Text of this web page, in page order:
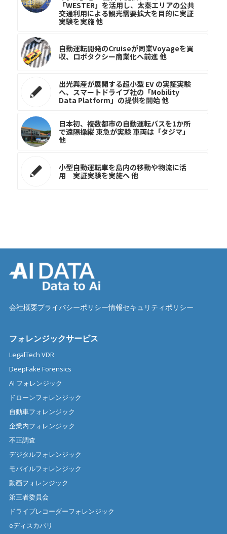
「WESTER」を活用し、太秦エリアの公共
交通利用による観光需要拡大を目的に実証
実験を実施 他
自動運転開発のCruiseが同業Voyageを買
収、ロボタクシー商業化へ前進 他
出光興産が展開する超小型 EV の実証実験
へ、スマートドライブ社の「Mobility
Data Platform」の提供を開始 他
日本初、複数都市の自動運転バスを1か所
で遠隔操縦 東急が実験 車両は「タジマ」
他
小型自動運転車を島内の移動や物流に活
用 実証実験を実施へ 他
会社概要プライバシーポリシー情報セキュリティポリシー
フォレンジックサービス
LegalTech VDR
DeepFake Forensics
AI フォレンジック
ドローンフォレンジック
自動車フォレンジック
企業内フォレンジック
不正調査
デジタルフォレンジック
モバイルフォレンジック
動画フォレンジック
第三者委員会
ドライブレコーダーフォレンジック
eディスカバリ